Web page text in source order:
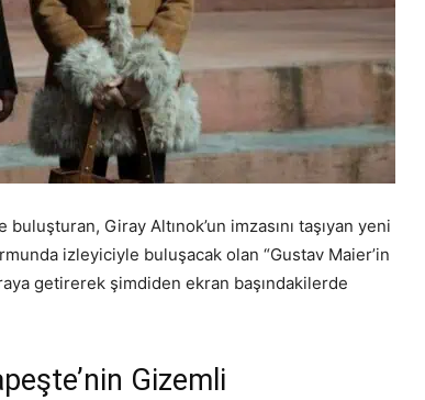
Giray Altınok’un imzasını taşıyan yeni
izleyiciyle buluşacak olan “Gustav Maier’in
getirerek şimdiden ekran başındakilerde
Gizemli